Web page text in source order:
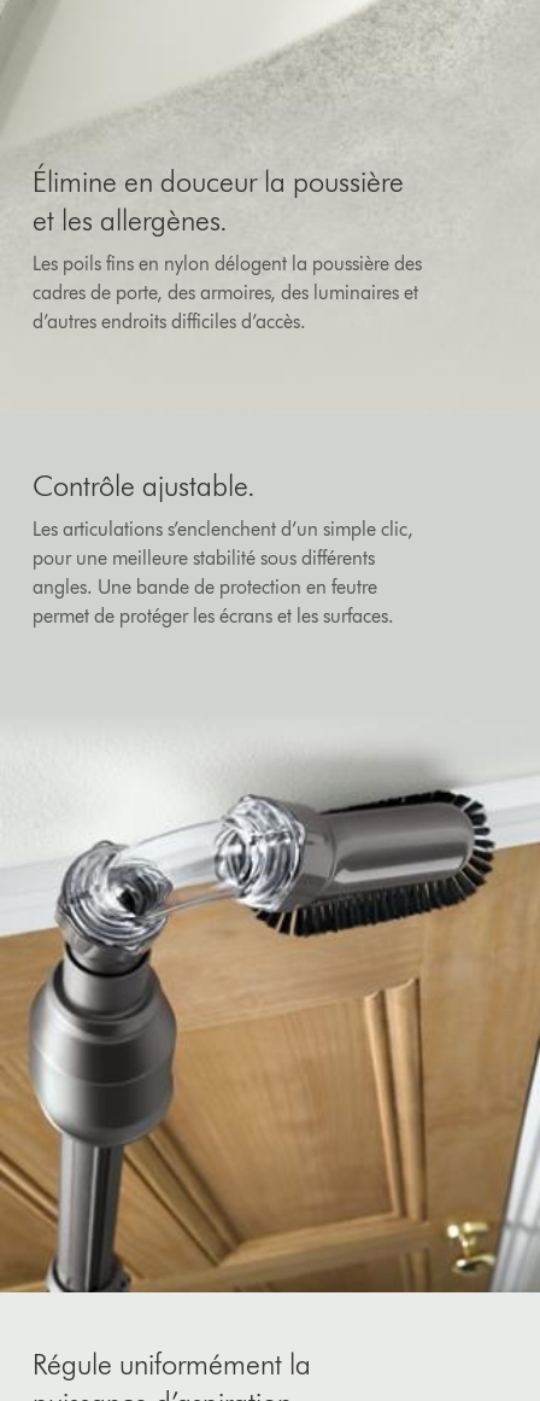
Élimine en douceur la poussière
et les allergènes.
Les poils fins en nylon délogent la poussière des
cadres de porte, des armoires, des luminaires et
d’autres endroits difficiles d’accès.
Contrôle ajustable.
Les articulations s’enclenchent d’un simple clic,
pour une meilleure stabilité sous différents
angles. Une bande de protection en feutre
permet de protéger les écrans et les surfaces.
Régule uniformément la